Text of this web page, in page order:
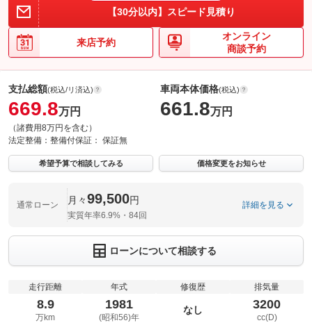
【30分以内】スピード見積り
来店予約
オンライン
商談予約
支払総額(税込/リ済込)
669.8万円
（諸費用8万円を含む）
車両本体価格(税込)
661.8万円
法定整備： 整備付保証： 保証無
希望予算で相談してみる 価格変更をお知らせ
通常ローン 月々99,500円
実質年率6.9%・84回
詳細を見る
ローンについて相談する
走行距離
8.9
万km
年式
1981
(昭和56)年
修復歴
なし
排気量
3200
cc(D)